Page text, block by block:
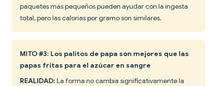
paquetes más pequeños pueden ayudar con la ingesta
total, pero las calorías por gramo son similares.
MITO #3: Los palitos de papa son mejores que las
papas fritas para el azúcar en sangre
REALIDAD: La forma no cambia significativamente la